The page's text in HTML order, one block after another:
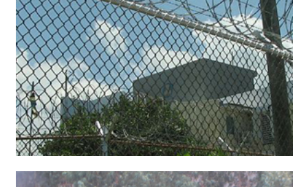
اخبار ساده انگلیسی به همراه صدا و ترجمه فارسی